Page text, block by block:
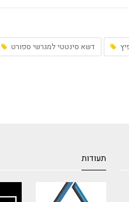
דשא סינטטי למגרשי ספורט
תעודות